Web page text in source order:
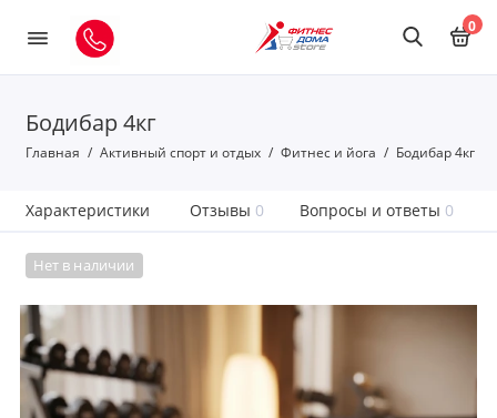
0
Бодибар 4кг
Главная Активный спорт и отдых Фитнес и йога Бодибар 4кг
Характеристики Отзывы 0 Вопросы и ответы 0
Нет в наличии